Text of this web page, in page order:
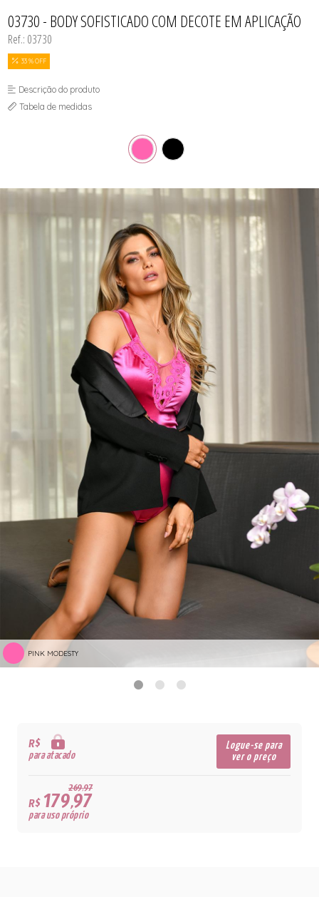
CONJUNTO
CONJUNTO BIQUÍNI
03730 - BODY SOFISTICADO COM DECOTE EM APLICAÇÃO
Ref.: 03730
33 % OFF
Descrição do produto
Tabela de medidas
PINK MODESTY
R$
para atacado
Logue-se para
ver o preço
269,97
R$179,97
para uso próprio